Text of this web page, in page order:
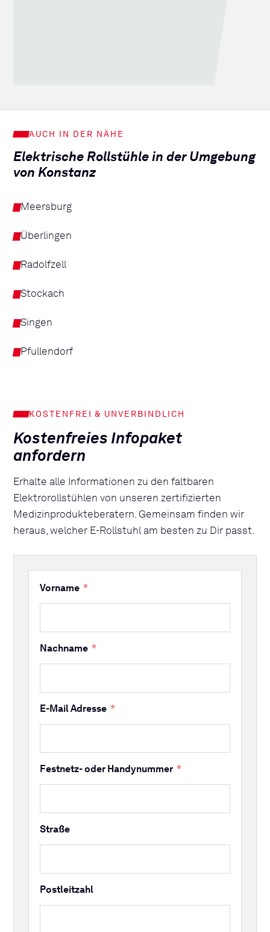
AUCH IN DER NÄHE
Elektrische Rollstühle in der Umgebung
von Konstanz
Meersburg
Überlingen
Radolfzell
Stockach
Singen
Pfullendorf
KOSTENFREI & UNVERBINDLICH
Kostenfreies Infopaket
anfordern
Erhalte alle Informationen zu den faltbaren
Elektrorollstühlen von unseren zertifizierten
Medizinprodukteberatern. Gemeinsam finden wir
heraus, welcher E-Rollstuhl am besten zu Dir passt.
Vorname
Nachname
E-Mail Adresse
Festnetz- oder Handynummer
Straße
Postleitzahl